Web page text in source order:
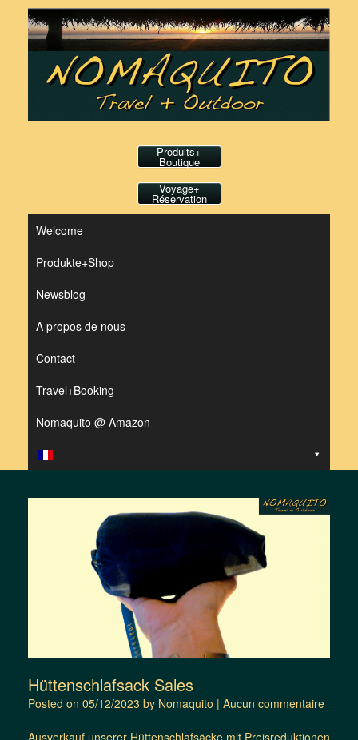
content
Produits+
Boutique
Voyage+
Réservation
Welcome
Produkte+Shop
Newsblog
A propos de nous
Contact
Travel+Booking
Nomaquito @ Amazon
Hüttenschlafsack Sales
Posted on 05/12/2023 by Nomaquito | Aucun commentaire
Ausverkauf unserer Hüttenschlafsäcke mit Preisreduktionen